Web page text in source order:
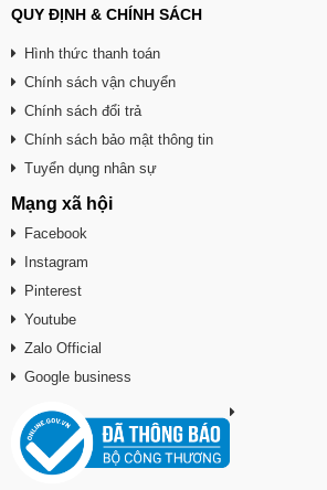
QUY ĐỊNH & CHÍNH SÁCH
Hình thức thanh toán
Chính sách vận chuyển
Chính sách đổi trả
Chính sách bảo mật thông tin
Tuyển dụng nhân sự
Mạng xã hội
Facebook
Instagram
Pinterest
Youtube
Zalo Official
Google business